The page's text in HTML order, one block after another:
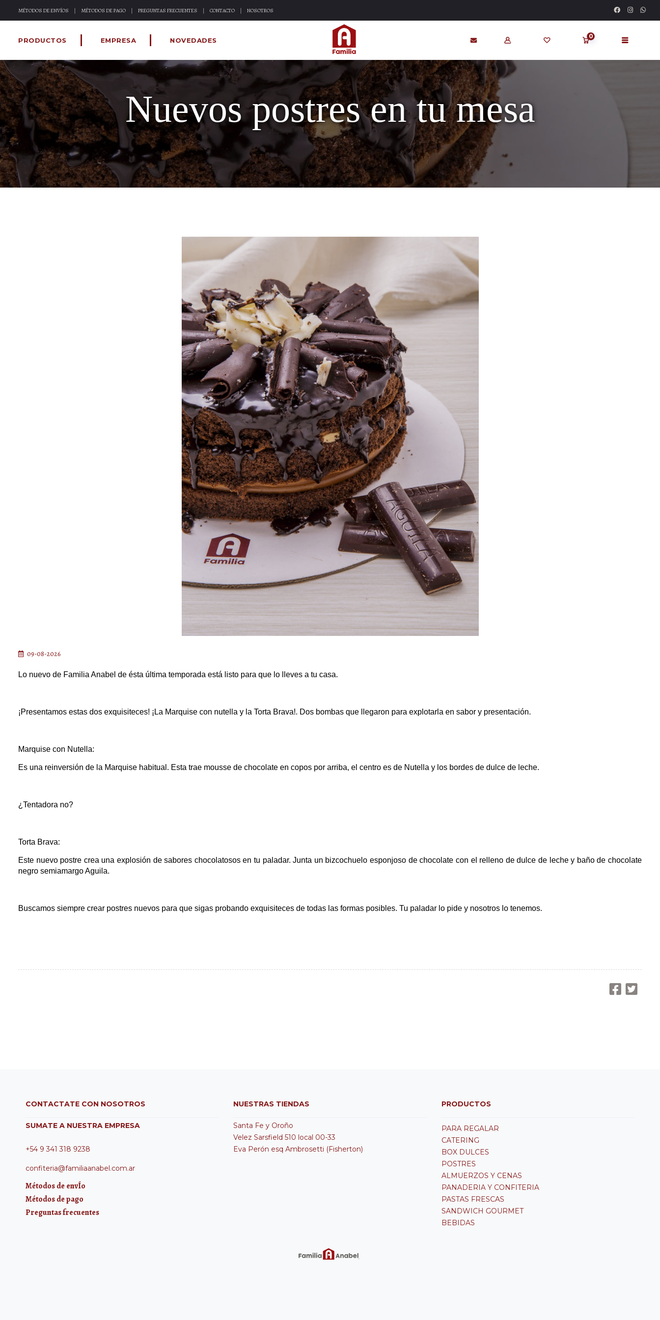
MÉTODOS DE ENVÍOS MÉTODOS DE PAGO PREGUNTAS FRECUENTES CONTACTO NOSOTROS
PRODUCTOS EMPRESA NOVEDADES
0
Nuevos postres en tu mesa
09-08-2026
Lo nuevo de Familia Anabel de ésta última temporada está listo para que lo lleves a tu casa.
¡Presentamos estas dos exquisiteces! ¡La Marquise con nutella y la Torta Brava!. Dos bombas que llegaron para explotarla en sabor y presentación.
Marquise con Nutella:
Es una reinversión de la Marquise habitual. Esta trae mousse de chocolate en copos por arriba, el centro es de Nutella y los bordes de dulce de leche.
¿Tentadora no?
Torta Brava:
Este nuevo postre crea una explosión de sabores chocolatosos en tu paladar. Junta un bizcochuelo esponjoso de chocolate con el relleno de dulce de leche y baño de chocolate
negro semiamargo Aguila.
Buscamos siempre crear postres nuevos para que sigas probando exquisiteces de todas las formas posibles. Tu paladar lo pide y nosotros lo tenemos.
CONTACTATE CON NOSOTROS
SUMATE A NUESTRA EMPRESA
+54 9 341 318 9238
confiteria@familiaanabel.com.ar
Métodos de envÍo
Métodos de pago
Preguntas frecuentes
NUESTRAS TIENDAS
Santa Fe y Oroño
Velez Sarsfield 510 local 00-33
Eva Perón esq Ambrosetti (Fisherton)
PRODUCTOS
PARA REGALAR
CATERING
BOX DULCES
POSTRES
ALMUERZOS Y CENAS
PANADERIA Y CONFITERIA
PASTAS FRESCAS
SANDWICH GOURMET
BEBIDAS